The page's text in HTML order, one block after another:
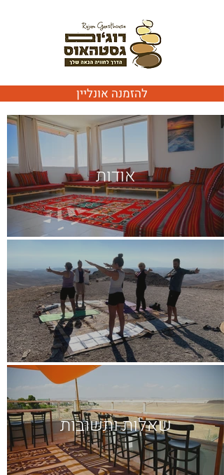
להזמנה אונליין
אודות
שאלות ותשובות